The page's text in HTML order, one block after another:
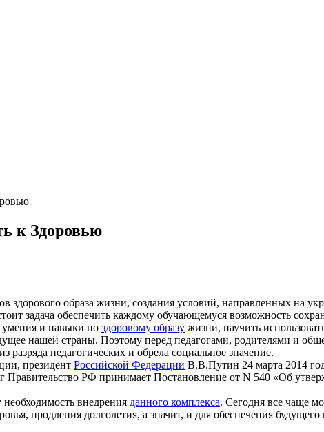
к Здоровью
образа жизни, создания условий, направленных на
задача обеспечить каждому обучающемуся возможность
умения и навыки по здоровому образу жизни, научить
нашей страны. Поэтому перед педагогами, родителями и
педагогических и обрела социальное значение.
президент Российской Федерации В.В.Путин 24 марта 2014
РФ принимает Постановление от N 540 «Об
внедрения данного комплекса. Сегодня все чаще
продления долголетия, а значит, и для обеспечения